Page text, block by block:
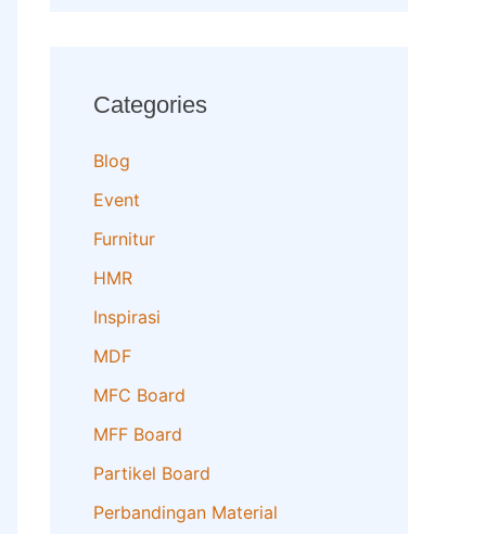
Categories
Blog
Event
Furnitur
HMR
Inspirasi
MDF
MFC Board
MFF Board
Partikel Board
Perbandingan Material